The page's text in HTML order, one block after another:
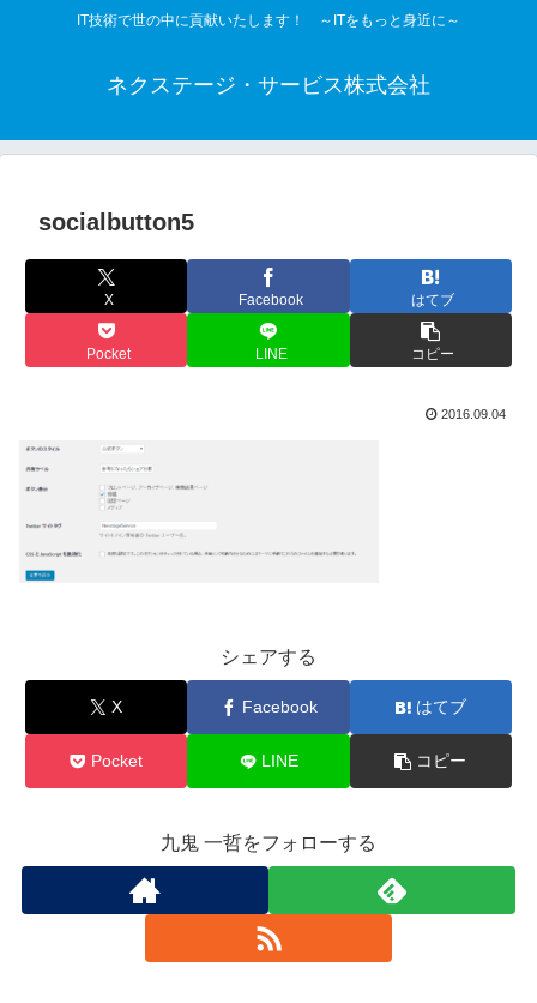
IT技術で世の中に貢献いたします！ ～ITをもっと身近に～
ネクステージ・サービス株式会社
socialbutton5
X Facebook はてブ
Pocket LINE コピー
2016.09.04
シェアする
X Facebook はてブ
Pocket LINE コピー
九鬼 一哲をフォローする